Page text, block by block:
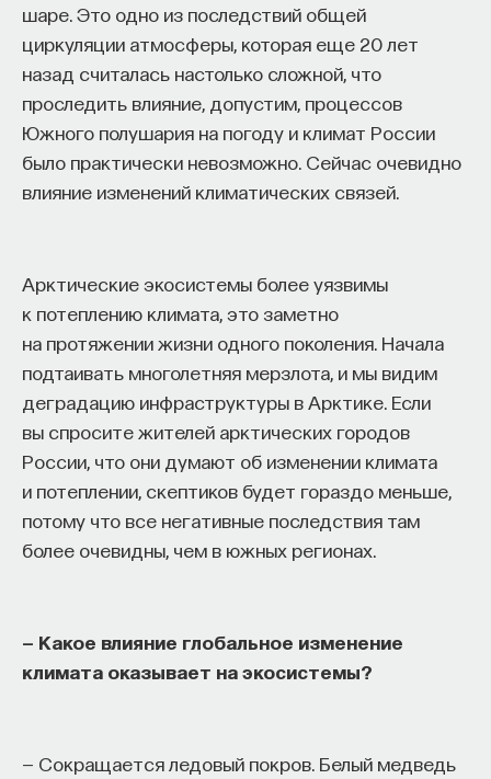
шаре. Это одно из последствий общей
циркуляции атмосферы, которая еще 20 лет
назад считалась настолько сложной, что
проследить влияние, допустим, процессов
Южного полушария на погоду и климат России
было практически невозможно. Сейчас очевидно
влияние изменений климатических связей.
Арктические экосистемы более уязвимы
к потеплению климата, это заметно
на протяжении жизни одного поколения. Начала
подтаивать многолетняя мерзлота, и мы видим
деградацию инфраструктуры в Арктике. Если
вы спросите жителей арктических городов
России, что они думают об изменении климата
и потеплении, скептиков будет гораздо меньше,
потому что все негативные последствия там
более очевидны, чем в южных регионах.
— Какое влияние глобальное изменение
климата оказывает на экосистемы?
— Сокращается ледовый покров. Белый медведь